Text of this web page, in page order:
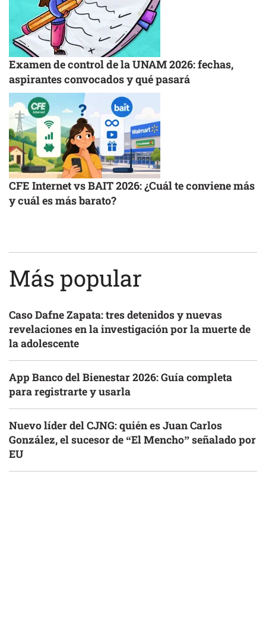
Examen de control de la UNAM 2026: fechas,
aspirantes convocados y qué pasará
CFE Internet vs BAIT 2026: ¿Cuál te conviene más
y cuál es más barato?
Más popular
Caso Dafne Zapata: tres detenidos y nuevas
revelaciones en la investigación por la muerte de
la adolescente
App Banco del Bienestar 2026: Guía completa
para registrarte y usarla
Nuevo líder del CJNG: quién es Juan Carlos
González, el sucesor de “El Mencho” señalado por
EU